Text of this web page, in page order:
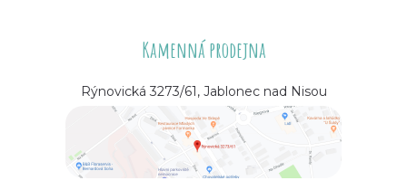
Kamenná prodejna
Rýnovická 3273/61, Jablonec nad Nisou